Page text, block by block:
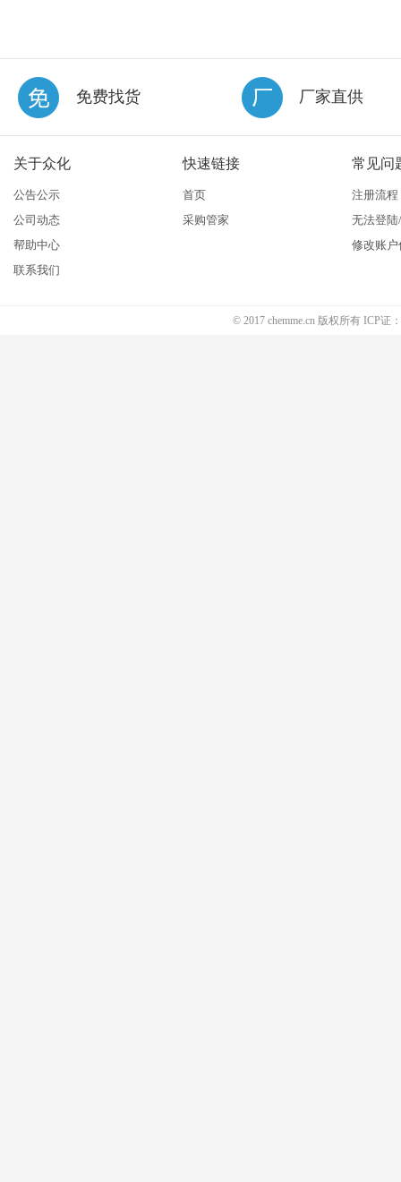
免费找货 厂家直供
关于众化
公告公示
公司动态
帮助中心
联系我们
快速链接
首页
采购管家
常见问
注册流程
无法登
修改账户
© 2017 chemme.cn 版权所有 ICP证：